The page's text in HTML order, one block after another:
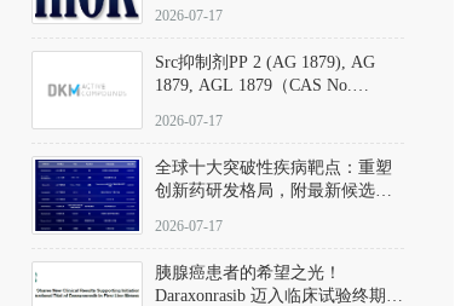
140 nM和300 nM；在众多丝氨酸/
中，其靶向ROCK的选择性超过
200倍，凸显出优异的分子特异
2026-07-17
Src抑制剂PP 2 (AG 1879), AG
1879, AGL 1879（CAS No.
应用指南
2026-07-17
全球十大突破性疾病靶点：重塑
创新药研发格局，附最新候选分
2026-07-17
胰腺癌患者的希望之光！
Daraxonrasib 迈入临床试验终期阶